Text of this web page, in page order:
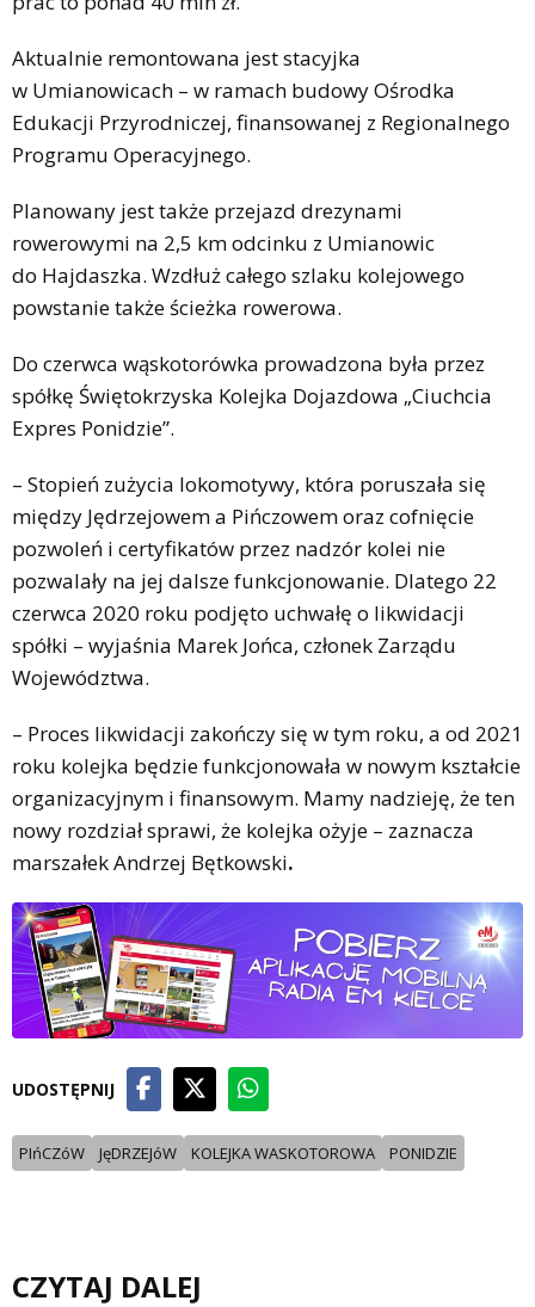
Aktualnie remontowana jest stacyjka
w Umianowicach – w ramach budowy Ośrodka
Edukacji Przyrodniczej, finansowanej z Regionalnego
Programu Operacyjnego.
Planowany jest także przejazd drezynami
rowerowymi na 2,5 km odcinku z Umianowic
do Hajdaszka. Wzdłuż całego szlaku kolejowego
powstanie także ścieżka rowerowa.
Do czerwca wąskotorówka prowadzona była przez
spółkę Świętokrzyska Kolejka Dojazdowa „Ciuchcia
Expres Ponidzie”.
– Stopień zużycia lokomotywy, która poruszała się
między Jędrzejowem a Pińczowem oraz cofnięcie
pozwoleń i certyfikatów przez nadzór kolei nie
pozwalały na jej dalsze funkcjonowanie. Dlatego 22
czerwca 2020 roku podjęto uchwałę o likwidacji
spółki – wyjaśnia Marek Jońca, członek Zarządu
Województwa.
– Proces likwidacji zakończy się w tym roku, a od 2021
roku kolejka będzie funkcjonowała w nowym kształcie
organizacyjnym i finansowym. Mamy nadzieję, że ten
nowy rozdział sprawi, że kolejka ożyje – zaznacza
marszałek Andrzej Bętkowski.
UDOSTĘPNIJ
PIńCZóW JęDRZEJóW KOLEJKA WASKOTOROWA PONIDZIE
CZYTAJ DALEJ